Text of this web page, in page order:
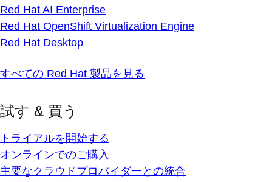
Red Hat AI Enterprise
Red Hat OpenShift Virtualization Engine
Red Hat Desktop
すべての Red Hat 製品を見る
試す & 買う
トライアルを開始する
オンラインでのご購入
主要なクラウドプロバイダーとの統合